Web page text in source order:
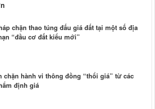
chặn thao túng đấu giá đất tại một số địa
“đầu cơ đất kiểu mới”
chặn hành vi thông đồng “thổi giá” từ các
định giá